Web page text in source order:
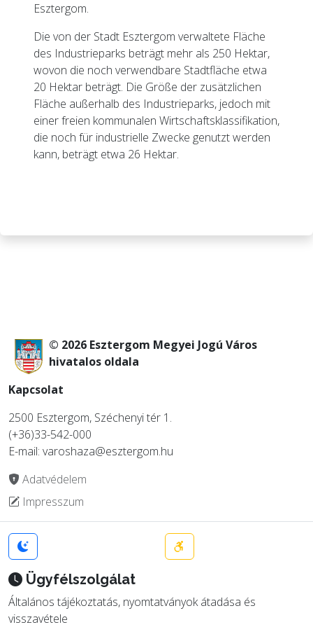
Esztergom.
Die von der Stadt Esztergom verwaltete Fläche
des Industrieparks beträgt mehr als 250 Hektar,
wovon die noch verwendbare Stadtfläche etwa
20 Hektar beträgt. Die Größe der zusätzlichen
Fläche außerhalb des Industrieparks, jedoch mit
einer freien kommunalen Wirtschaftsklassifikation,
die noch für industrielle Zwecke genutzt werden
kann, beträgt etwa 26 Hektar.
© 2026 Esztergom Megyei Jogú Város
hivatalos oldala
Kapcsolat
2500 Esztergom, Széchenyi tér 1.
(+36)33-542-000
E-mail: varoshaza@esztergom.hu
Adatvédelem
Impresszum
Ügyfélszolgálat
Általános tájékoztatás, nyomtatványok átadása és
visszavétele